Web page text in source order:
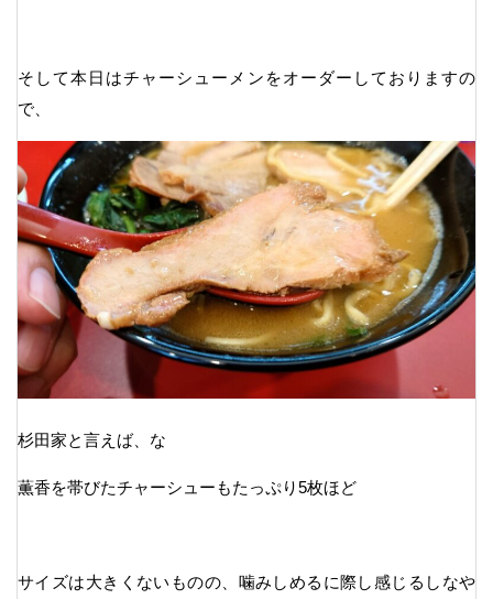
そして本日はチャーシューメンをオーダーしておりますの
で、
杉田家と言えば、な
薫香を帯びたチャーシューもたっぷり5枚ほど
サイズは大きくないものの、噛みしめるに際し感じるしなや